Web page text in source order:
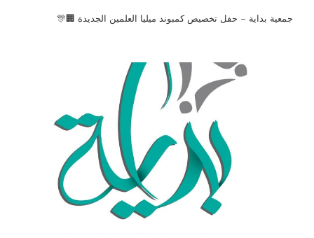
جمعية بداية – حفل تخصيص كمبوند ميليا العلمين الجديدة 🏢🎊